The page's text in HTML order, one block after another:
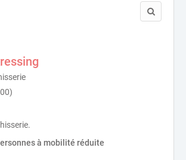
à mobilité réduite